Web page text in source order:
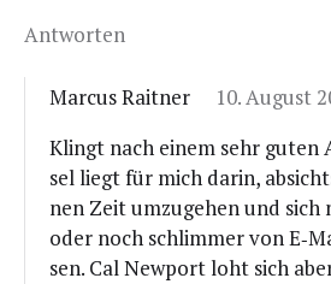
Antworten
Marcus Raitner
10. August
Klingt nach einem sehr guten
sel liegt für mich dar­in,
nen Zeit umzu­ge­hen und
oder noch schlim­mer von
sen. Cal New­port loht sich